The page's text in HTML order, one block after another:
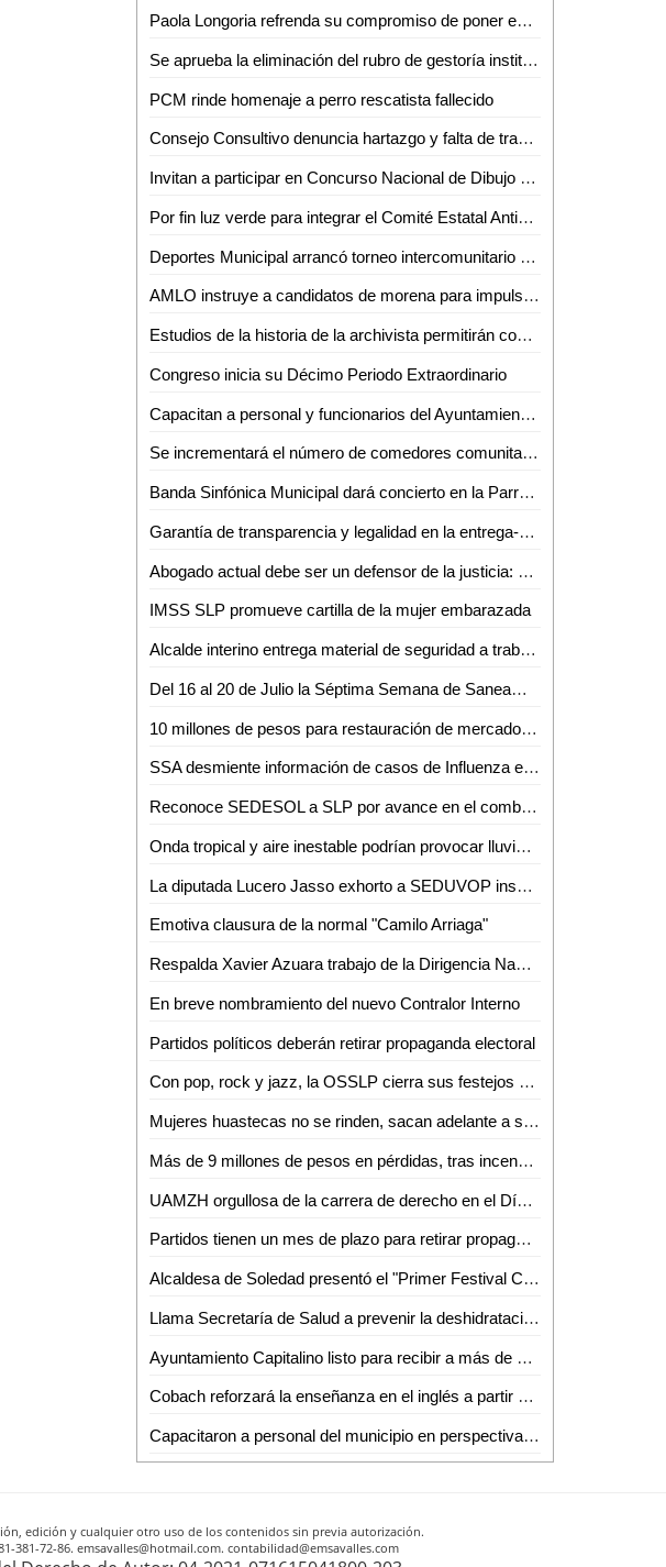
Paola Longoria refrenda su compromiso de poner en alto el nombre de SLP
Se aprueba la eliminación del rubro de gestoría institucional
PCM rinde homenaje a perro rescatista fallecido
Consejo Consultivo denuncia hartazgo y falta de transparencia en la DAPA
Invitan a participar en Concurso Nacional de Dibujo y Pintura Infantil y Juvenil
Por fin luz verde para integrar el Comité Estatal Anticorrupción: Sierra
Deportes Municipal arrancó torneo intercomunitario de Fútbol en El Jobo
AMLO instruye a candidatos de morena para impulsar y dar comienzo a la cuarta transformación del país
Estudios de la historia de la archivista permitirán construir una identidad profesional: Gustavo Villanueva
Congreso inicia su Décimo Periodo Extraordinario
Capacitan a personal y funcionarios del Ayuntamiento Vallense sobre "Políticas Públicas con Perspectiva de Género" y "Cultura Institucional"
Se incrementará el número de comedores comunitarios en SLP SEDESOL
Banda Sinfónica Municipal dará concierto en la Parroquia Santiago de los Valles en el marco del 485 aniversario de nuestra Ciudad
Garantía de transparencia y legalidad en la entrega-recepción
Abogado actual debe ser un defensor de la justicia: Mtro. Abraham Oliva Muñoz
IMSS SLP promueve cartilla de la mujer embarazada
Alcalde interino entrega material de seguridad a trabajadores de Servicios Municipales
Del 16 al 20 de Julio la Séptima Semana de Saneamiento Básico en Valles.
10 millones de pesos para restauración de mercado de Tamazunchale
SSA desmiente información de casos de Influenza en Yucatan
Reconoce SEDESOL a SLP por avance en el combate a la pobreza
Onda tropical y aire inestable podrían provocar lluvias en SLP
La diputada Lucero Jasso exhorto a SEDUVOP inspeccionar carretera estatal Rioverde-Cerritos
Emotiva clausura de la normal "Camilo Arriaga"
Respalda Xavier Azuara trabajo de la Dirigencia Nacional Panista
En breve nombramiento del nuevo Contralor Interno
Partidos políticos deberán retirar propaganda electoral
Con pop, rock y jazz, la OSSLP cierra sus festejos por 18 aniversario
Mujeres huastecas no se rinden, sacan adelante a sus familias
Más de 9 millones de pesos en pérdidas, tras incendio en Tamazunchale
UAMZH orgullosa de la carrera de derecho en el Día del Abogado
Partidos tienen un mes de plazo para retirar propaganda política
Alcaldesa de Soledad presentó el "Primer Festival Cultural de Bebidas Tradicionales"
Llama Secretaría de Salud a prevenir la deshidratación
Ayuntamiento Capitalino listo para recibir a más de 200 mil turistas este Verano
Cobach reforzará la enseñanza en el inglés a partir del próximo semestre
Capacitaron a personal del municipio en perspectiva de género
edición y cualquier otro uso de los contenidos sin previa autorización.
381-72-86. emsavalles@hotmail.com. contabilidad@emsavalles.com